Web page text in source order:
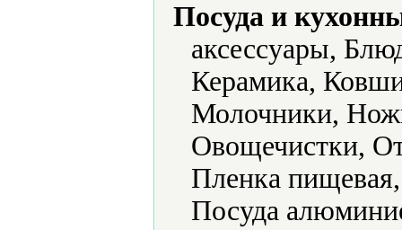
Посуда и
аксессуары,
Керамика,
Молочники,
Овощечистки,
Пленка
Посуда